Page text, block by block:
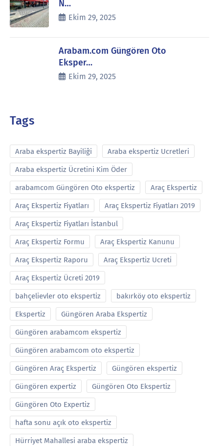
N…
Ekim 29, 2025
Arabam.com Güngören Oto
Eksper…
Ekim 29, 2025
Tags
Araba ekspertiz Bayiliği Araba ekspertiz Ucretleri
Araba ekspertiz Ücretini Kim Öder
arabamcom Güngören Oto ekspertiz Araç Ekspertiz
Araç Ekspertiz Fiyatları Araç Ekspertiz Fiyatları 2019
Araç Ekspertiz Fiyatları İstanbul
Araç Ekspertiz Formu Araç Ekspertiz Kanunu
Araç Ekspertiz Raporu Araç Ekspertiz Ucreti
Araç Ekspertiz Ücreti 2019
bahçelievler oto ekspertiz bakırköy oto ekspertiz
Ekspertiz Güngören Araba Ekspertiz
Güngören arabamcom ekspertiz
Güngören arabamcom oto ekspertiz
Güngören Araç Ekspertiz Güngören ekspertiz
Güngören expertiz Güngören Oto Ekspertiz
Güngören Oto Expertiz
hafta sonu açık oto ekspertiz
Hürriyet Mahallesi araba ekspertiz